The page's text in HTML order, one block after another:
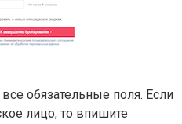
обязательные поля. Если
лицо, то впишите